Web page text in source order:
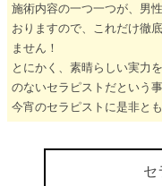
施術内容の一つ一つが、男
おりますので、これだけ徹
ません！
とにかく、素晴らしい実力
のないセラピストだという
今宵のセラピストに是非と
セ